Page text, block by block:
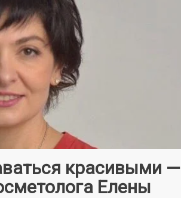
красивыми —
Елены